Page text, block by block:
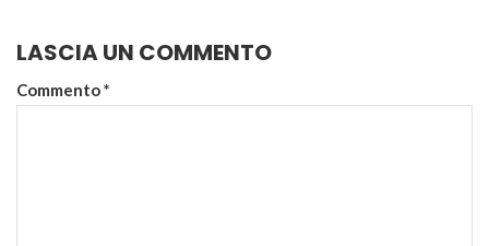
LASCIA UN COMMENTO
Commento*